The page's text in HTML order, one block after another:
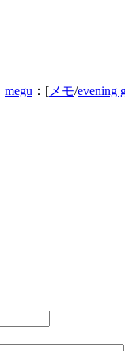
megu ：[メモ/evening